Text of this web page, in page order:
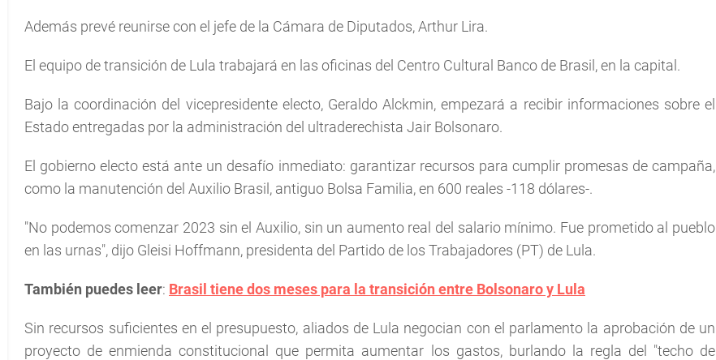
Además prevé reunirse con el jefe de la Cámara de Diputados, Arthur Lira.
El equipo de transición de Lula trabajará en las oficinas del Centro Cultural Banco de Brasil, en la capital.
Bajo la coordinación del vicepresidente electo, Geraldo Alckmin, empezará a recibir informaciones sobre el
Estado entregadas por la administración del ultraderechista Jair Bolsonaro.
El gobierno electo está ante un desafío inmediato: garantizar recursos para cumplir promesas de campaña,
como la manutención del Auxilio Brasil, antiguo Bolsa Familia, en 600 reales -118 dólares-.
"No podemos comenzar 2023 sin el Auxilio, sin un aumento real del salario mínimo. Fue prometido al pueblo
en las urnas", dijo Gleisi Hoffmann, presidenta del Partido de los Trabajadores (PT) de Lula.
También puedes leer: Brasil tiene dos meses para la transición entre Bolsonaro y Lula
Sin recursos suficientes en el presupuesto, aliados de Lula negocian con el parlamento la aprobación de un
proyecto de enmienda constitucional que permita aumentar los gastos, burlando la regla del "techo de